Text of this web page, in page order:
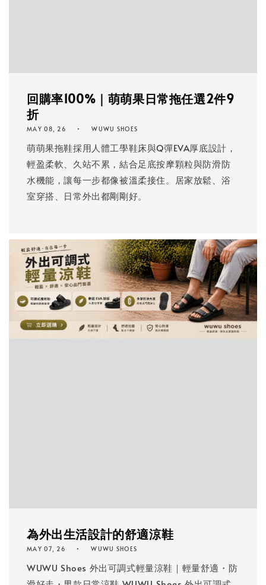
回購率100%｜萌萌果日常拖任選2件9
折
MAY 08, 26 WUWU SHOES
萌萌果拖鞋採用人體工學鞋床與Q彈EVA厚底設計，
輕盈柔軟、久站不累，結合足底按摩顆粒與防滑防
水機能，讓每一步都像被溫柔接住。居家放鬆、浴
室穿搭、日常外出都剛剛好。
為外出生活設計的舒適涼鞋
MAY 07, 26 WUWU SHOES
WUWU Shoes 外出可調式輕量涼鞋｜輕量舒適・防